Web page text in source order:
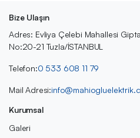
Bize Ulaşın
Adres: Evliya Çelebi Mahallesi
No:20-21 Tuzla/İSTANBUL
Telefon:0 533 608 11 79
Mail Adresi:
Kurumsal
Galeri